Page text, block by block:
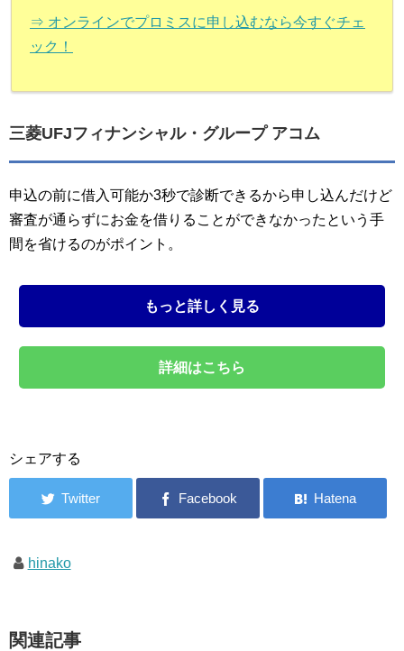
⇒ オンラインでプロミスに申し込むなら今すぐチェ
ック！
三菱UFJフィナンシャル・グループ アコム
申込の前に借入可能か3秒で診断できるから申し込んだけど
審査が通らずにお金を借りることができなかったという手
間を省けるのがポイント。
もっと詳しく見る
詳細はこちら
シェアする
hinako
関連記事